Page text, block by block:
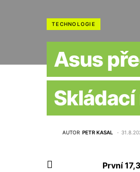
TECHNOLOGIE
Asus
AUTOR PETR KASAL
První